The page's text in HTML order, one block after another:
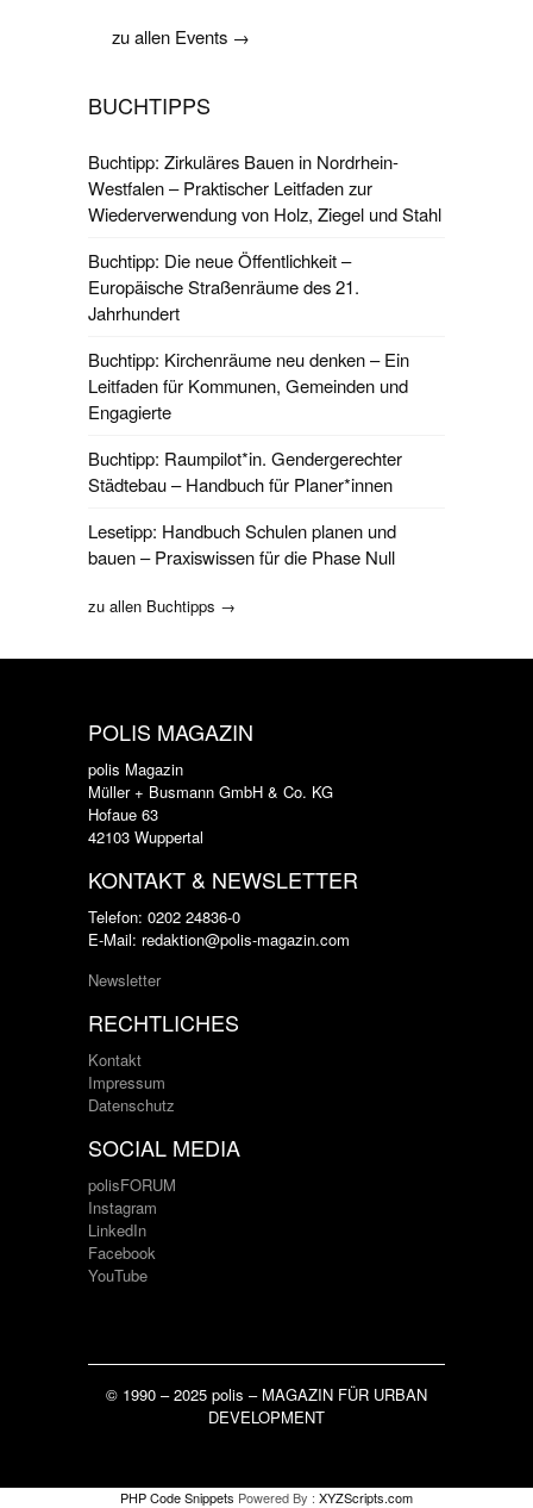
zu allen Events →
BUCHTIPPS
Buchtipp: Zirkuläres Bauen in Nordrhein-
Westfalen – Praktischer Leitfaden zur
Wiederverwendung von Holz, Ziegel und Stahl
Buchtipp: Die neue Öffentlichkeit –
Europäische Straßenräume des 21.
Jahrhundert
Buchtipp: Kirchenräume neu denken – Ein
Leitfaden für Kommunen, Gemeinden und
Engagierte
Buchtipp: Raumpilot*in. Gendergerechter
Städtebau – Handbuch für Planer*innen
Lesetipp: Handbuch Schulen planen und
bauen – Praxiswissen für die Phase Null
zu allen Buchtipps →
POLIS MAGAZIN
polis Magazin
Müller + Busmann GmbH & Co. KG
Hofaue 63
42103 Wuppertal
KONTAKT & NEWSLETTER
Telefon: 0202 24836-0
E-Mail: redaktion@polis-magazin.com
Newsletter
RECHTLICHES
Kontakt
Impressum
Datenschutz
SOCIAL MEDIA
polisFORUM
Instagram
LinkedIn
Facebook
YouTube
© 1990 – 2025 polis – MAGAZIN FÜR URBAN
DEVELOPMENT
PHP Code Snippets Powered By : XYZScripts.com